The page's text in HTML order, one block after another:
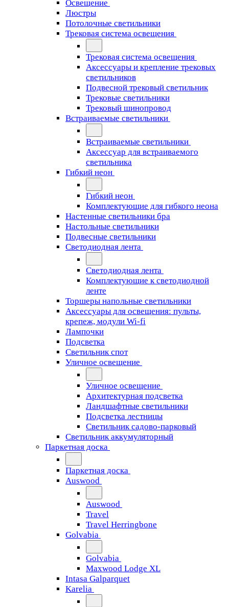
Освещение
Люстры
Потолочные светильники
Трековая система освещения
Трековая система освещения
Аксессуары и крепление трековых
светильников
Подвесной трековый светильник
Трековые светильники
Трековый шинопровод
Встраиваемые светильники
Встраиваемые светильники
Аксессуар для встраиваемого
светильника
Гибкий неон
Гибкий неон
Комплектующие для гибкого неона
Настенные светильники бра
Настольные светильники
Подвесные светильники
Светодиодная лента
Светодиодная лента
Комплектующие к светодиодной
ленте
Торшеры напольные светильники
Аксессуары для освещения: пульты,
крепеж, модули Wi-fi
Лампочки
Подсветка
Светильник спот
Уличное освещение
Уличное освещение
Архитектурная подсветка
Ландшафтные светильники
Подсветка лестницы
Светильник садово-парковый
Светильник аккумуляторный
Паркетная доска
Паркетная доска
Auswood
Auswood
Travel
Travel Herringbone
Golvabia
Golvabia
Maxwood Lodge XL
Intasa Galparquet
Karelia